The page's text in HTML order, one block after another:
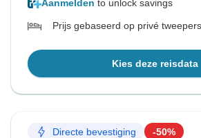
Aanmelden to unlock savings
Prijs gebaseerd op privé
Kies deze reisdata
Directe bevestiging -50%